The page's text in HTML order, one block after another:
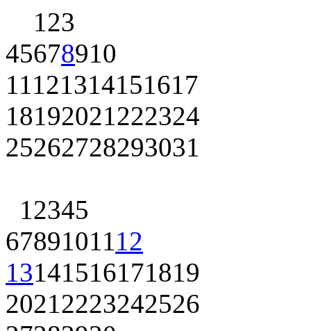
123
45678910
11121314151617
18192021222324
25262728293031
12345
6789101112
13141516171819
20212223242526